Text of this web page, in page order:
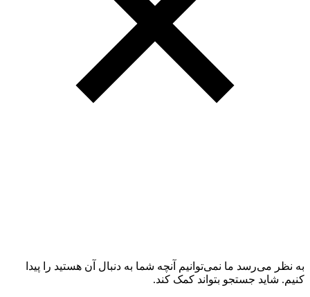
به نظر می‌رسد ما نمی‌توانیم آنچه شما به دنبال آن هستید را پیدا
کنیم. شاید جستجو بتواند کمک کند.